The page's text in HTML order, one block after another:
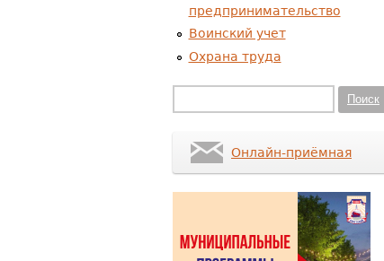
предпринимательство
Воинский учет
Охрана труда
Поиск
Онлайн-приёмная